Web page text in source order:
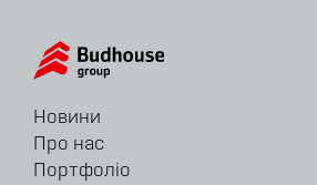
Новини
Про нас
Портфоліо